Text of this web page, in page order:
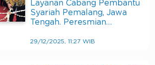
Layanan Cabang Pembantu
Syariah Pemalang, Jawa
Tengah. Peresmian…
29/12/2025, 11:27 WIB